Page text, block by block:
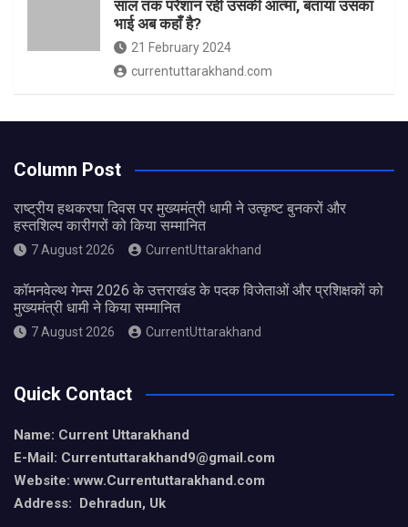
साल तक परेशान रही उसकी आत्मा, बताया उसका
भाई अब कहाँ है?
21 February 2024
currentuttarakhand.com
Column Post
राष्ट्रीय हथकरघा दिवस पर मुख्यमंत्री धामी ने उत्कृष्ट बुनकरों और
हस्तशिल्प कारीगरों को किया सम्मानित
7 August 2026 CurrentUttarakhand
कॉमनवेल्थ गेम्स 2026 के उत्तराखंड के पदक विजेताओं और प्रशिक्षकों को
मुख्यमंत्री धामी ने किया सम्मानित
7 August 2026 CurrentUttarakhand
Quick Contact
Name: Current Uttarakhand
E-Mail: Currentuttarakhand9@gmail.com
Website: www.Currentuttarakhand.com
Address: Dehradun, Uk